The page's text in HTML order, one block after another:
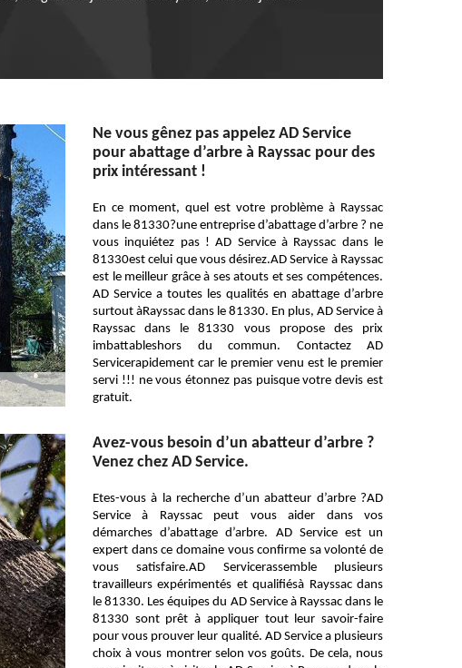
Ne vous gênez pas appelez AD Service
pour abattage d’arbre à Rayssac pour des
prix intéressant !
En ce moment, quel est votre problème à Rayssac
dans le 81330?une entreprise d’abattage d’arbre ? ne
vous inquiétez pas ! AD Service à Rayssac dans le
81330est celui que vous désirez.AD Service à Rayssac
est le meilleur grâce à ses atouts et ses compétences.
AD Service a toutes les qualités en abattage d’arbre
surtout àRayssac dans le 81330. En plus, AD Service à
Rayssac dans le 81330 vous propose des prix
imbattableshors du commun. Contactez AD
Servicerapidement car le premier venu est le premier
servi !!! ne vous étonnez pas puisque votre devis est
gratuit.
Avez-vous besoin d’un abatteur d’arbre ?
Venez chez AD Service.
Etes-vous à la recherche d’un abatteur d’arbre ?AD
Service à Rayssac peut vous aider dans vos
démarches d’abattage d’arbre. AD Service est un
expert dans ce domaine vous confirme sa volonté de
vous satisfaire.AD Servicerassemble plusieurs
travailleurs expérimentés et qualifiésà Rayssac dans
le 81330. Les équipes du AD Service à Rayssac dans le
81330 sont prêt à appliquer tout leur savoir-faire
pour vous prouver leur qualité. AD Service a plusieurs
choix à vous montrer selon vos goûts. De cela, nous